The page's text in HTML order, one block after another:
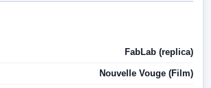
FabLab (replica)
Nouvelle Vouge (Film)